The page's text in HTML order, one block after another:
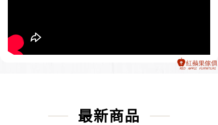
最新商品